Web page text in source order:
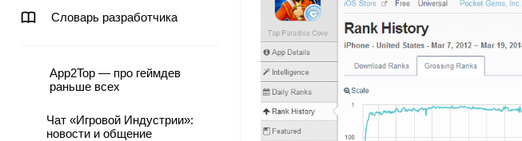
Словарь разработчика
App2Top — про геймдев
раньше всех
Чат «Игровой Индустрии»:
новости и общение